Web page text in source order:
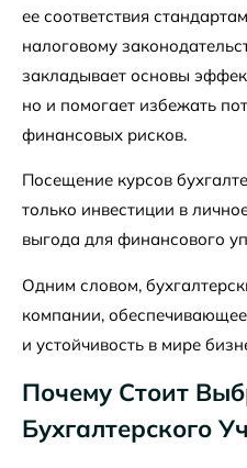
ее соответствия
налоговому
закладывает основы
но и помогает избежать
финансовых рисков.
Посещение курсов
только инвестиции в
выгода для финансового
Одним словом,
компании,
и устойчивость в мире
Почему Стоит
Бухгалтерского